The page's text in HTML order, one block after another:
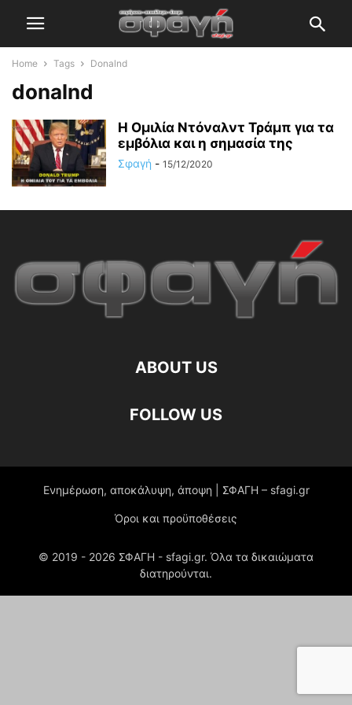
Home Tags Donalnd
donalnd
Η Ομιλία Ντόναλντ Τράμπ για τα
εμβόλια και η σημασία της
Σφαγή - 15/12/2020
ABOUT US
FOLLOW US
Ενημέρωση, αποκάλυψη, άποψη | ΣΦΑΓΗ – sfagi.gr
Όροι και προϋποθέσεις
© 2019 - 2026 ΣΦΑΓΗ - sfagi.gr. Όλα τα δικαιώματα
διατηρούνται.